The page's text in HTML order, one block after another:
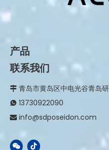
产品
联系我们
 青岛市黄岛区中电光谷青岛
 13730922090
 info@sdposeidon.com